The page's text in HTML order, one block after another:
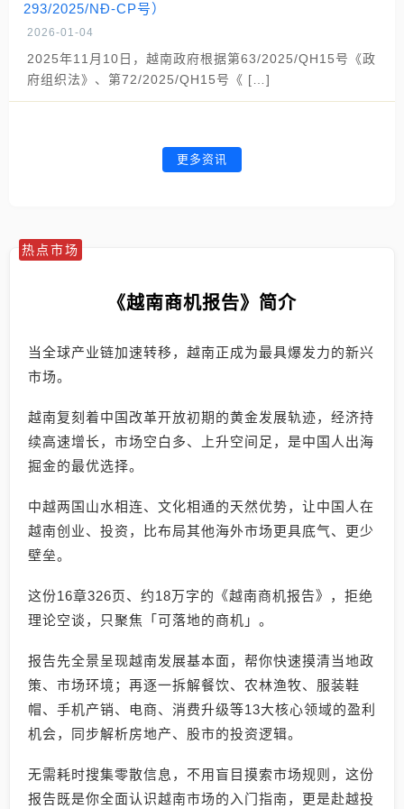
293/2025/NĐ-CP号）
2026-01-04
2025年11月10日，越南政府根据第63/2025/QH15号《政
府组织法》、第72/2025/QH15号《 […]
更多资讯
热点市场
《越南商机报告》简介
当全球产业链加速转移，越南正成为最具爆发力的新兴
市场。
越南复刻着中国改革开放初期的黄金发展轨迹，经济持
续高速增长，市场空白多、上升空间足，是中国人出海
掘金的最优选择。
中越两国山水相连、文化相通的天然优势，让中国人在
越南创业、投资，比布局其他海外市场更具底气、更少
壁垒。
这份16章326页、约18万字的《越南商机报告》，拒绝
理论空谈，只聚焦「可落地的商机」。
报告先全景呈现越南发展基本面，帮你快速摸清当地政
策、市场环境；再逐一拆解餐饮、农林渔牧、服装鞋
帽、手机产销、电商、消费升级等13大核心领域的盈利
机会，同步解析房地产、股市的投资逻辑。
无需耗时搜集零散信息，不用盲目摸索市场规则，这份
报告既是你全面认识越南市场的入门指南，更是赴越投